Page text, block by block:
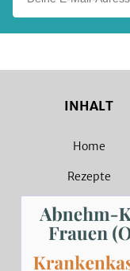
INHALT
Home
Rezepte
Magazin
Sammlungen
Rezept Suche